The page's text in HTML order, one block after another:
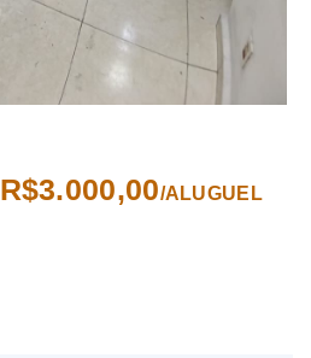
R$3.000,00/ALUGUEL